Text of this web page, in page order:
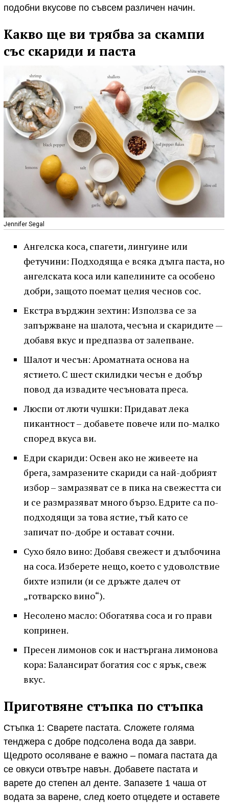
подобни вкусове по съвсем различен начин.
Какво ще ви трябва за скампи
със скариди и паста
Jennifer Segal
Ангелска коса, спагети, лингуине или
фетучини: Подходяща е всяка дълга паста, но
ангелската коса или капелините са особено
добри, защото поемат целия чеснов сос.
Екстра върджин зехтин: Използва се за
запържване на шалота, чесъна и скаридите —
добавя вкус и предпазва от залепване.
Шалот и чесън: Ароматната основа на
ястието. С шест скилидки чесън е добър
повод да извадите чесъновата преса.
Люспи от люти чушки: Придават лека
пикантност – добавете повече или по-малко
според вкуса ви.
Едри скариди: Освен ако не живеете на
брега, замразените скариди са най-добрият
избор – замразяват се в пика на свежестта си
и се размразяват много бързо. Едрите са по-
подходящи за това ястие, тъй като се
запичат по-добре и остават сочни.
Сухо бяло вино: Добавя свежест и дълбочина
на соса. Изберете нещо, което с удоволствие
бихте изпили (и се дръжте далеч от
„готварско вино“).
Несолено масло: Обогатява соса и го прави
копринен.
Пресен лимонов сок и настъргана лимонова
кора: Балансират богатия сос с ярък, свеж
вкус.
Приготвяне стъпка по стъпка
Стъпка 1: Сварете пастата. Сложете голяма
тенджера с добре подсолена вода да заври.
Щедрото осоляване е важно – помага пастата да
се овкуси отвътре навън. Добавете пастата и
варете до степен ал денте. Запазете 1 чаша от
водата за варене, след което отцедете и оставете